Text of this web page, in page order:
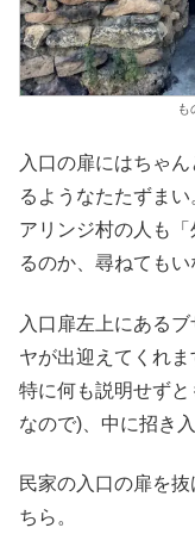
も
入口の扉にはちゃ
るようなたたずまい
アリンジ村の人も
るのか、尋ねても
入口扉左上にある
ヤが出迎えてくれま
特に何も説明せず
なので)、中に招き
民家の入口の扉を
ちら。